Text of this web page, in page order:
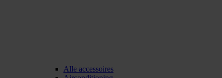
Alle accessoires